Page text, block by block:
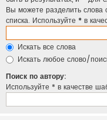
Вы можете разделить слова
списка. Используйте * в
Искать все слова
Искать любое слово/
Поиск по автору:
Используйте * в качестве